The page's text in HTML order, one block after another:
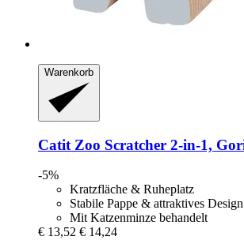
Warenkorb
Catit Zoo Scratcher 2-​in-​1,
-5%
Kratzfläche & Ruheplatz
Stabile Pappe & attraktives Design
Mit Katzenminze behandelt
€ 13,52 € 14,24